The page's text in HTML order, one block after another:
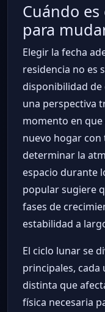
Cuándo
para
Elegir la fecha
residencia no es
disponibilidad de
una perspectiva
momento en
nuevo hogar
determinar la
espacio durante
popular sugiere
fases de
estabilidad a
El ciclo lunar se
principales, cada
distinta que
física necesaria